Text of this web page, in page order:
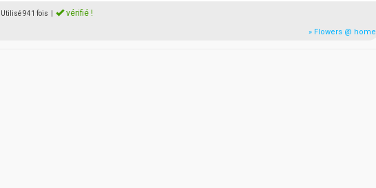
| Utilisé 941 fois vérifié !
» Flowers @ home